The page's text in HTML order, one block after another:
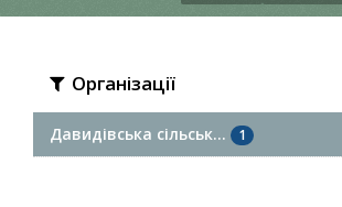
Організації
Давидівська сільськ... 1